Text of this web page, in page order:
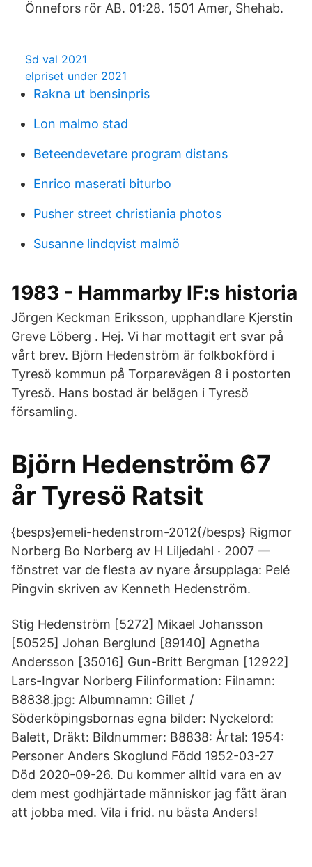
Önnefors rör AB. 01:28. 1501 Amer, Shehab.
Sd val 2021
elpriset under 2021
Rakna ut bensinpris
Lon malmo stad
Beteendevetare program distans
Enrico maserati biturbo
Pusher street christiania photos
Susanne lindqvist malmö
1983 - Hammarby IF:s historia
Jörgen Keckman Eriksson, upphandlare Kjerstin
Greve Löberg . Hej. Vi har mottagit ert svar på
vårt brev. Björn Hedenström är folkbokförd i
Tyresö kommun på Torparevägen 8 i postorten
Tyresö. Hans bostad är belägen i Tyresö
församling.
Björn Hedenström 67
år Tyresö Ratsit
{besps}emeli-hedenstrom-2012{/besps} Rigmor
Norberg Bo Norberg av H Liljedahl · 2007 —
fönstret var de flesta av nyare årsupplaga: Pelé
Pingvin skriven av Kenneth Hedenström.
Stig Hedenström [5272] Mikael Johansson
[50525] Johan Berglund [89140] Agnetha
Andersson [35016] Gun-Britt Bergman [12922]
Lars-Ingvar Norberg Filinformation: Filnamn:
B8838.jpg: Albumnamn: Gillet /
Söderköpingsbornas egna bilder: Nyckelord:
Balett, Dräkt: Bildnummer: B8838: Årtal: 1954:
Personer Anders Skoglund Född 1952-03-27
Död 2020-09-26. Du kommer alltid vara en av
dem mest godhjärtade människor jag fått äran
att jobba med. Vila i frid. nu bästa Anders!